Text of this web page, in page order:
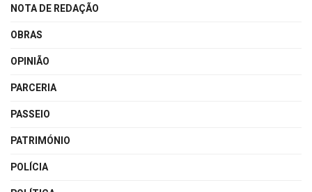
NOTA DE REDAÇÃO
OBRAS
OPINIÃO
PARCERIA
PASSEIO
PATRIMÓNIO
POLÍCIA